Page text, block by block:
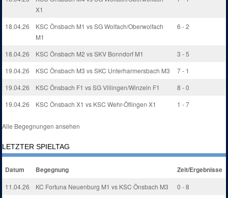
X1
18.04.26
KSC Önsbach M1 vs SG Wolfach/Oberwolfach
M1
6 - 2
18.04.26 KSC Önsbach M2 vs SKV Bonndorf M1
3 - 5
19.04.26
KSC Önsbach M3 vs SKC Unterharmersbach M3
7 - 1
19.04.26
KSC Önsbach F1 vs SG Villingen/Winzeln F1
8 - 0
19.04.26
KSC Önsbach X1 vs KSC Wehr-Öflingen X1 1 - 7
Alle Begegnungen ansehen
LETZTER SPIELTAG
Datum Begegnung Zeit/Ergebnisse
11.04.26 KC Fortuna Neuenburg M1 vs KSC Önsbach M3
0 - 8